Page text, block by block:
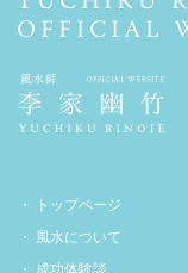
トップページ
風水について